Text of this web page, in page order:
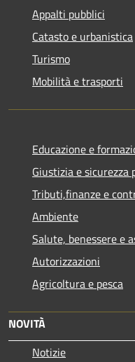
Appalti pubblici
Catasto e urbanistica
Turismo
Mobilità e trasporti
Educazione e
Giustizia e sicurezza
Tributi,finanze e
Ambiente
Salute, benessere e
Autorizzazioni
Agricoltura e pesca
NOVITÀ
Notizie